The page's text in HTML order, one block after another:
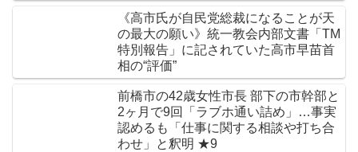
《高市氏が自民党総裁になることが天
の最大の願い》統一教会内部文書「TM
特別報告」に記されていた高市早苗首
相の“評価”
前橋市の42歳女性市長 部下の市幹部と
2ヶ月で9回「ラブホ通い詰め」…事実
認めるも「仕事に関する相談や打ち合
わせ」と釈明 ★9